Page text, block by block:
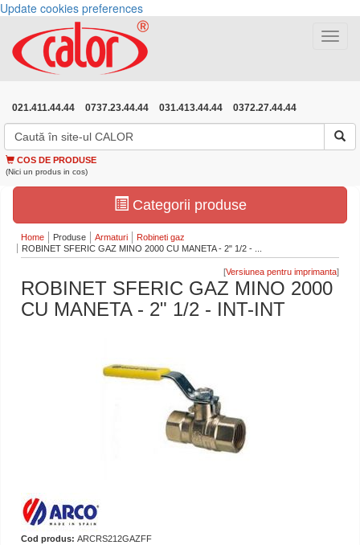
Update cookies preferences
Toggle
021.411.44.44 0737.23.44.44 031.413.44.44 0372.27.44.44
COS DE PRODUSE
(Nici un produs in cos)
Categorii produse
Home Produse Armaturi
Robineti gaz
ROBINET SFERIC GAZ MINO 2000 CU MANETA - 2" 1/2 - ...
[ ]
ROBINET SFERIC GAZ MINO 2000
CU MANETA - 2" 1/2 - INT-INT
Cod produs: ARCRS212GAZFF